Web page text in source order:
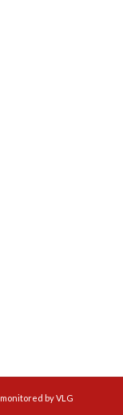
by VLG